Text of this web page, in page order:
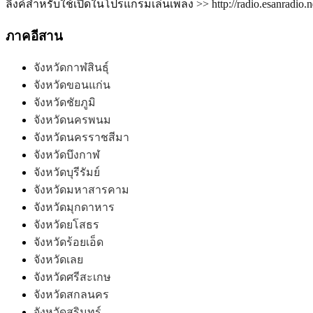
ลิ้งค์สำหรับใช้เปิดในโปรแกรมเล่นเพลง >> http://
ภาคอีสาน
จังหวัดกาฬสินธุ์
จังหวัดขอนแก่น
จังหวัดชัยภูมิ
จังหวัดนครพนม
จังหวัดนครราชสีมา
จังหวัดบึงกาฬ
จังหวัดบุรีรัมย์
จังหวัดมหาสารคาม
จังหวัดมุกดาหาร
จังหวัดยโสธร
จังหวัดร้อยเอ็ด
จังหวัดเลย
จังหวัดศรีสะเกษ
จังหวัดสกลนคร